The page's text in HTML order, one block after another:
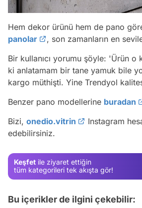
Hem dekor ürünü hem de pano
panolar
, son zamanların en
Bir kullanıcı yorumu şöyle: 'Ürün o
ki anlatamam bir tane yamuk bile
kargo müthişti. Yine Trendyol
Benzer pano modellerine buradan
Bizi, onedio.vitrin
Instagram
edebilirsiniz.
Keşfet ile ziyaret ettiğin
tüm kategorileri tek akışta gör!
Bu içerikler de ilgini çekebilir: